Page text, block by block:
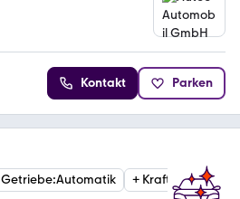
Kontakt Parken
Getriebe:Automatik + Kraftstoffart: